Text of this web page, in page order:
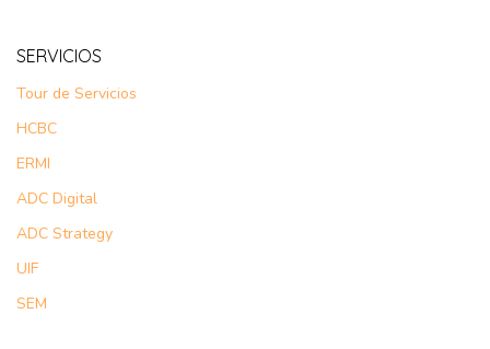
SERVICIOS
Tour de Servicios
HCBC
ERMI
ADC Digital
ADC Strategy
UIF
SEM